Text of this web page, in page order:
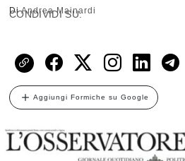
DiAndrea Mainardi
CONDIVIDI SU:
Aggiungi Formiche su Google